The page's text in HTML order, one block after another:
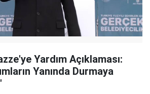
Yardım Açıklaması:
Yanında Durmaya